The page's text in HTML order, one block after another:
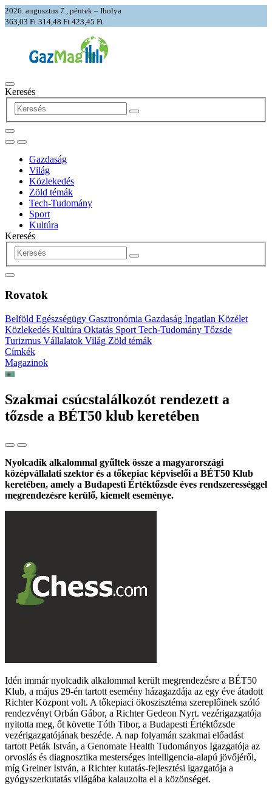
2026. augusztus 7., péntek – Ibolya
363,03 Ft 314,48 Ft 423,45 Ft
Keresés
Gazdaság
Világ
Közlekedés
Zöld témák
Tech-Tudomány
Sport
Kultúra
Keresés
Rovatok
Belföld Egészségügy Gasztronómia Gazdaság Ingatlan Közélet
Közlekedés Kultúra Oktatás Sport Tech-Tudomány Tőzsde
Turizmus Vállalatok Világ Zöld témák
Címkék
Magazinok
Szakmai csúcstalálkozót rendezett a
tőzsde a BÉT50 klub keretében
Nyolcadik alkalommal gyűltek össze a magyarországi
középvállalati szektor és a tőkepiac képviselői a BÉT50 Klub
keretében, amely a Budapesti Értéktőzsde éves rendszerességgel
megrendezésre kerülő, kiemelt eseménye.
Idén immár nyolcadik alkalommal került megrendezésre a BÉT50
Klub, a május 29-én tartott esemény házagazdája az egy éve átadott
Richter Központ volt. A tőkepiaci ökoszisztéma szereplőinek szóló
rendezvényt Orbán Gábor, a Richter Gedeon Nyrt. vezérigazgatója
nyitotta meg, őt követte Tóth Tibor, a Budapesti Értéktőzsde
vezérigazgatójának beszéde. A nap folyamán szakmai előadást
tartott Peták István, a Genomate Health Tudományos Igazgatója az
orvoslás és diagnosztika mesterséges intelligencia-alapú jövőjéről,
míg Greiner István, a Richter kutatás-fejlesztési igazgatója a
gyógyszerkutatás világába kalauzolta el a közönséget.